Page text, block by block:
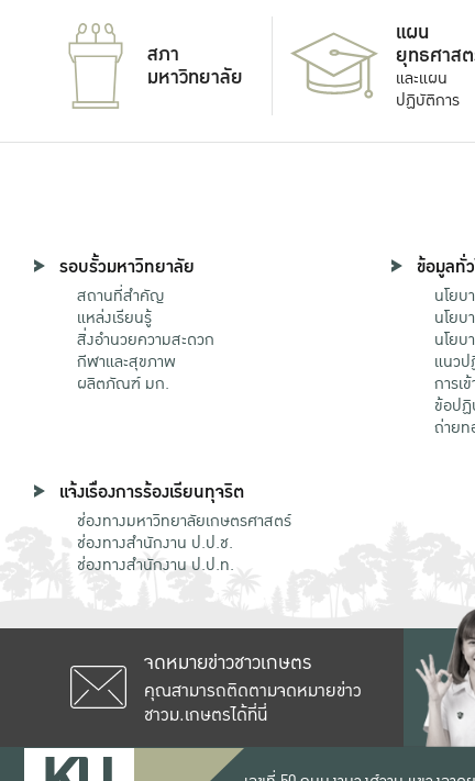
สภา
มหาวิทยาลัย
แผน
ยุทธศาส
และแผน
ปฏิบัติการ
รอบรั้วมหาวิทยาลัย
สถานที่สำคัญ
แหล่งเรียนรู้
สิ่งอำนวยความสะดวก
กีฬาและสุขภาพ
ผลิตภัณฑ์ มก.
ข้อมูลทั่
นโย
นโยบ
นโย
แนว
การเ
ข้อปฏิ
ถ่าย
แจ้งเรื่องการร้องเรียนทุจริต
ช่องทางมหาวิทยาลัยเกษตรศาสตร์
ช่องทางสำนักงาน ป.ป.ช.
ช่องทางสำนักงาน ป.ป.ท.
จดหมายข่าวชาวเกษตร
คุณสามารถติดตามจดหมายข่าว
ชาวม.เกษตรได้ที่นี่